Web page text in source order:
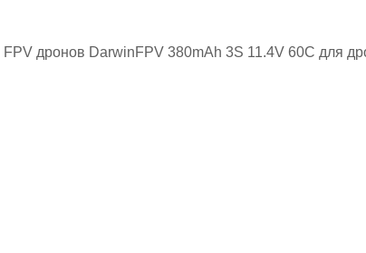
FPV дронов DarwinFPV 380mAh 3S 11.4V 60C для